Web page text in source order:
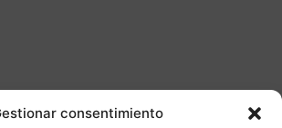
consentimiento